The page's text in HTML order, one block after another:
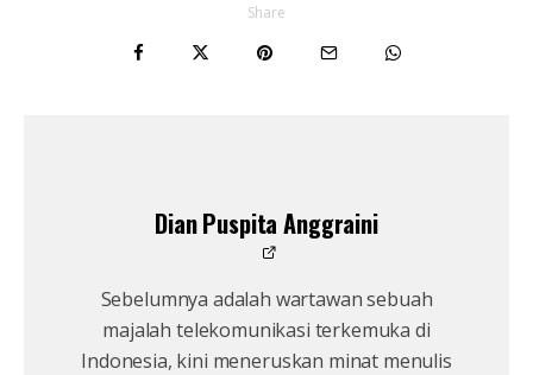
Share
Dian Puspita Anggraini
Sebelumnya adalah wartawan sebuah
majalah telekomunikasi terkemuka di
Indonesia, kini meneruskan minat menulis